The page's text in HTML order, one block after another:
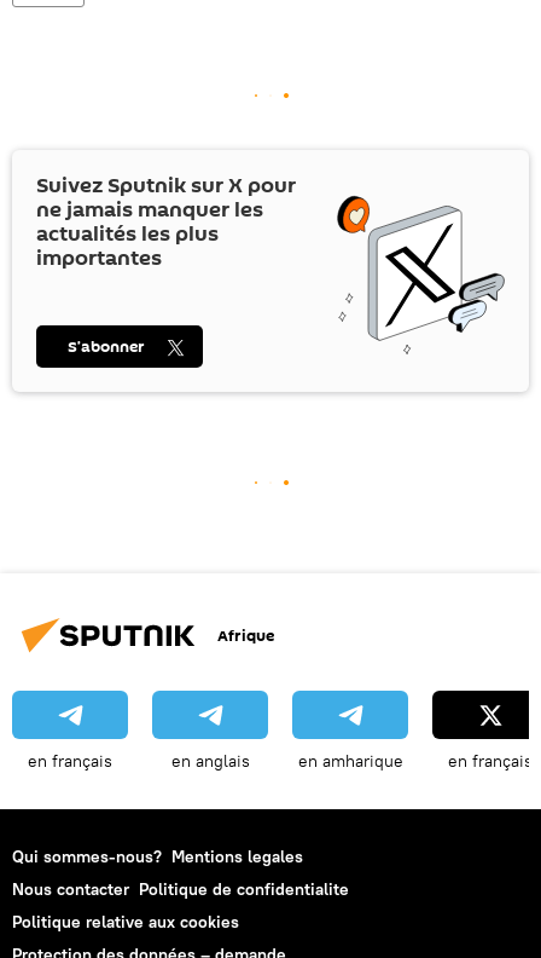
Suivez Sputnik surX pour
ne jamais manquer les
actualités les plus
importantes
S’abonner
Afrique
en français en anglais en amharique en français
Qui sommes-nous? Mentions legales
Nous contacter Politique de confidentialite
Politique relative aux cookies